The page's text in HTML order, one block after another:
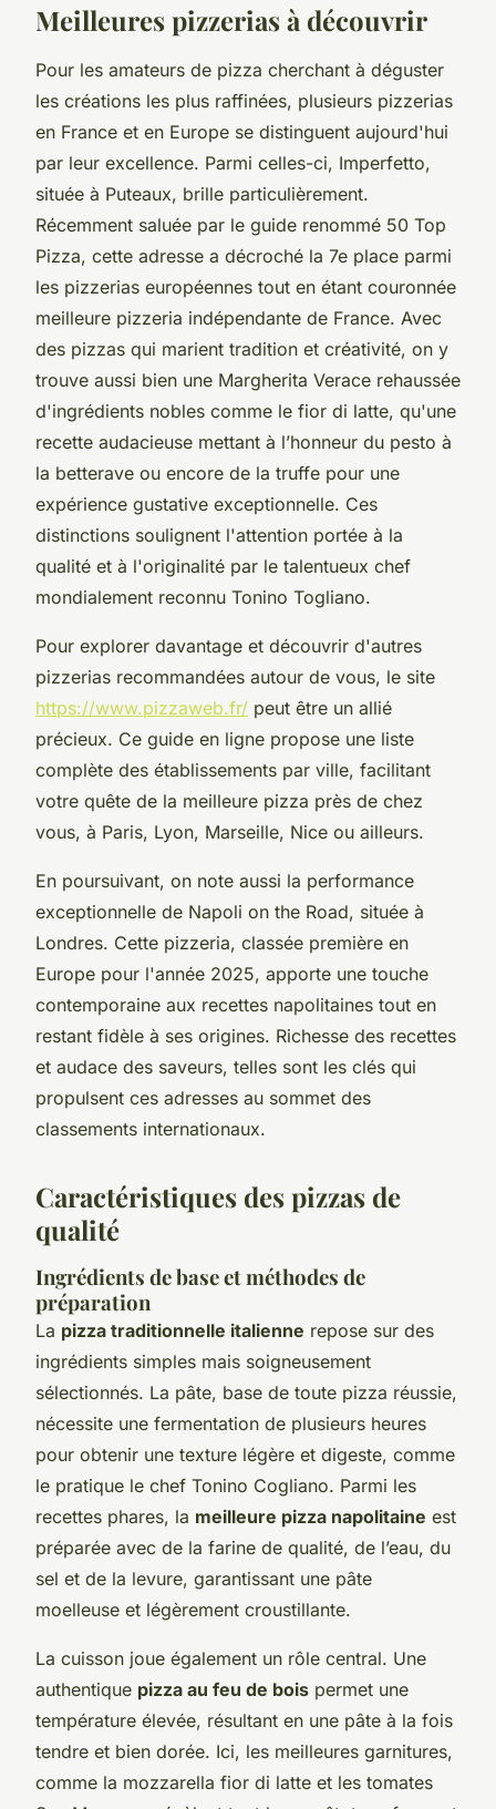
Meilleures pizzerias à découvrir
Pour les amateurs de pizza cherchant à déguster
les créations les plus raffinées, plusieurs pizzerias
en France et en Europe se distinguent aujourd'hui
par leur excellence. Parmi celles-ci, Imperfetto,
située à Puteaux, brille particulièrement.
Récemment saluée par le guide renommé 50 Top
Pizza, cette adresse a décroché la 7e place parmi
les pizzerias européennes tout en étant couronnée
meilleure pizzeria indépendante de France. Avec
des pizzas qui marient tradition et créativité, on y
trouve aussi bien une Margherita Verace rehaussée
d'ingrédients nobles comme le fior di latte, qu'une
recette audacieuse mettant à l’honneur du pesto à
la betterave ou encore de la truffe pour une
expérience gustative exceptionnelle. Ces
distinctions soulignent l'attention portée à la
qualité et à l'originalité par le talentueux chef
mondialement reconnu Tonino Togliano.
Pour explorer davantage et découvrir d'autres
pizzerias recommandées autour de vous, le site
https://www.pizzaweb.fr/ peut être un allié
précieux. Ce guide en ligne propose une liste
complète des établissements par ville, facilitant
votre quête de la meilleure pizza près de chez
vous, à Paris, Lyon, Marseille, Nice ou ailleurs.
En poursuivant, on note aussi la performance
exceptionnelle de Napoli on the Road, située à
Londres. Cette pizzeria, classée première en
Europe pour l'année 2025, apporte une touche
contemporaine aux recettes napolitaines tout en
restant fidèle à ses origines. Richesse des recettes
et audace des saveurs, telles sont les clés qui
propulsent ces adresses au sommet des
classements internationaux.
Caractéristiques des pizzas de
qualité
Ingrédients de base et méthodes de
préparation
La pizza traditionnelle italienne repose sur des
ingrédients simples mais soigneusement
sélectionnés. La pâte, base de toute pizza réussie,
nécessite une fermentation de plusieurs heures
pour obtenir une texture légère et digeste, comme
le pratique le chef Tonino Cogliano. Parmi les
recettes phares, la meilleure pizza napolitaine est
préparée avec de la farine de qualité, de l’eau, du
sel et de la levure, garantissant une pâte
moelleuse et légèrement croustillante.
La cuisson joue également un rôle central. Une
authentique pizza au feu de bois permet une
température élevée, résultant en une pâte à la fois
tendre et bien dorée. Ici, les meilleures garnitures,
comme la mozzarella fior di latte et les tomates